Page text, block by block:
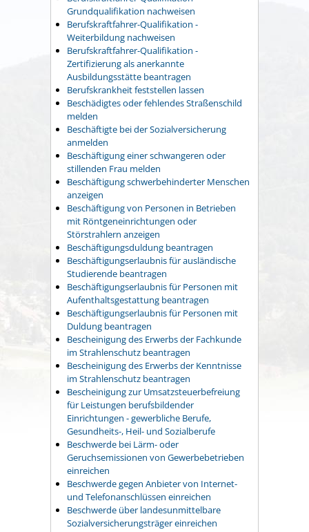
Grundqualifikation nachweisen
Berufskraftfahrer-Qualifikation -
Weiterbildung nachweisen
Berufskraftfahrer-Qualifikation -
Zertifizierung als anerkannte
Ausbildungsstätte beantragen
Berufskrankheit feststellen lassen
Beschädigtes oder fehlendes Straßenschild
melden
Beschäftigte bei der Sozialversicherung
anmelden
Beschäftigung einer schwangeren oder
stillenden Frau melden
Beschäftigung schwerbehinderter Menschen
anzeigen
Beschäftigung von Personen in Betrieben
mit Röntgeneinrichtungen oder
Störstrahlern anzeigen
Beschäftigungsduldung beantragen
Beschäftigungserlaubnis für ausländische
Studierende beantragen
Beschäftigungserlaubnis für Personen mit
Aufenthaltsgestattung beantragen
Beschäftigungserlaubnis für Personen mit
Duldung beantragen
Bescheinigung des Erwerbs der Fachkunde
im Strahlenschutz beantragen
Bescheinigung des Erwerbs der Kenntnisse
im Strahlenschutz beantragen
Bescheinigung zur Umsatzsteuerbefreiung
für Leistungen berufsbildender
Einrichtungen - gewerbliche Berufe,
Gesundheits-, Heil- und Sozialberufe
Beschwerde bei Lärm- oder
Geruchsemissionen von Gewerbebetrieben
einreichen
Beschwerde gegen Anbieter von Internet-
und Telefonanschlüssen einreichen
Beschwerde über landesunmittelbare
Sozialversicherungsträger einreichen